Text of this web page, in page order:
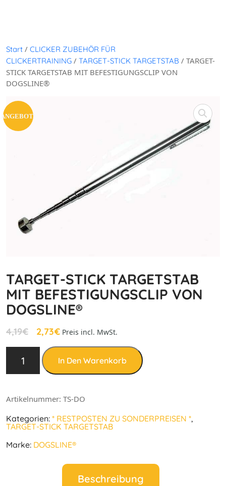
Start / CLICKER ZUBEHÖR FÜR
CLICKERTRAINING / TARGET-STICK TARGETSTAB / TARGET-
STICK TARGETSTAB MIT BEFESTIGUNGSCLIP VON
DOGSLINE®
ANGEBOT!
TARGET-STICK TARGETSTAB
MIT BEFESTIGUNGSCLIP VON
DOGSLINE®
4,19€ 2,73€ Preis incl. MwSt.
In Den Warenkorb
Artikelnummer: TS-DO
Kategorien: * RESTPOSTEN ZU SONDERPREISEN *,
TARGET-STICK TARGETSTAB
Marke: DOGSLINE®
Beschreibung